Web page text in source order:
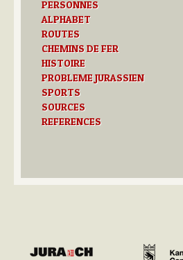
PERSONNES
ALPHABET
ROUTES
CHEMINS DE FER
HISTOIRE
PROBLEME JURASSIEN
SPORTS
SOURCES
REFERENCES